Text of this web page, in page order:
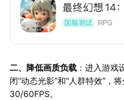
二、降低画质负载 ：进入游
闭“动态光影”和“人群特效”，
30/60FPS。